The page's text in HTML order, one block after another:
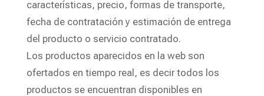
características, precio, formas de transporte,
fecha de contratación y estimación de entrega
del producto o servicio contratado.
Los productos aparecidos en la web son
ofertados en tiempo real, es decir todos los
productos se encuentran disponibles en